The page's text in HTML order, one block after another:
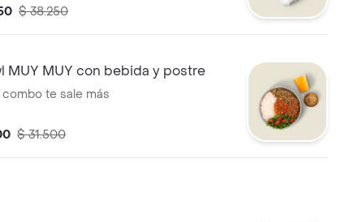
$ 38.250
MUY MUY con bebida y postre
te sale más
$ 31.500